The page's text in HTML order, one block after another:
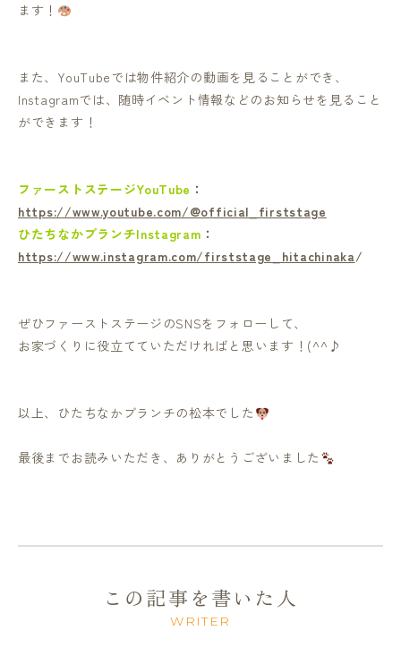
ます！
また、YouTubeでは物件紹介の動画を見ることができ、
Instagramでは、随時イベント情報などのお知らせを見ること
ができます！
ファーストステージYouTube ：
https://www.youtube.com/@official_firststage
ひたちなかブランチInstagram ：
https://www.instagram.com/firststage_hitachinaka/
ぜひファーストステージのSNSをフォローして、
お家づくりに役立てていただければと思います！(^^♪
以上、ひたちなかブランチの松本でした
最後までお読みいただき、ありがとうございました
この記事を書いた人
WRITER